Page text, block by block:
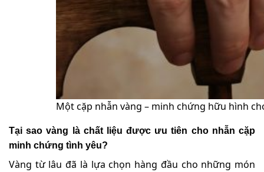
Một cặp nhẫn vàng – minh chứng hữu hình
Tại sao vàng là chất liệu được ưu tiên cho nhẫn cặp
minh chứng tình yêu?
Vàng từ lâu đã là lựa chọn hàng đầu cho những món